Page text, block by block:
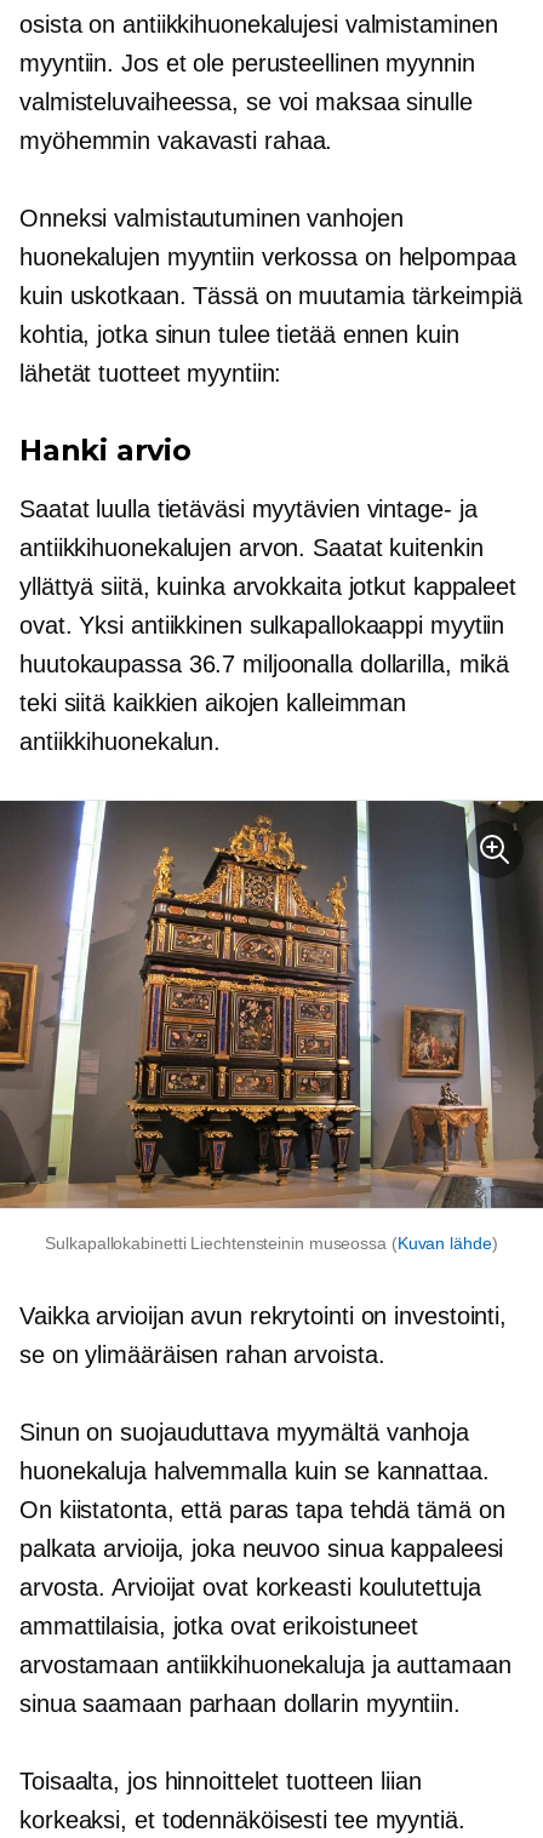
osista on antiikkihuonekalujesi valmistaminen
myyntiin. Jos et ole perusteellinen myynnin
valmisteluvaiheessa, se voi maksaa sinulle
myöhemmin vakavasti rahaa.
Onneksi valmistautuminen vanhojen
huonekalujen myyntiin verkossa on helpompaa
kuin uskotkaan. Tässä on muutamia tärkeimpiä
kohtia, jotka sinun tulee tietää ennen kuin
lähetät tuotteet myyntiin:
Hanki arvio
Saatat luulla tietäväsi myytävien vintage- ja
antiikkihuonekalujen arvon. Saatat kuitenkin
yllättyä siitä, kuinka arvokkaita jotkut kappaleet
ovat. Yksi antiikkinen sulkapallokaappi myytiin
huutokaupassa 36.7 miljoonalla dollarilla, mikä
teki siitä kaikkien aikojen kalleimman
antiikkihuonekalun.
Sulkapallokabinetti Liechtensteinin museossa (Kuvan lähde)
Vaikka arvioijan avun rekrytointi on investointi,
se on ylimääräisen rahan arvoista.
Sinun on suojauduttava myymältä vanhoja
huonekaluja halvemmalla kuin se kannattaa.
On kiistatonta, että paras tapa tehdä tämä on
palkata arvioija, joka neuvoo sinua kappaleesi
arvosta. Arvioijat ovat korkeasti koulutettuja
ammattilaisia, jotka ovat erikoistuneet
arvostamaan antiikkihuonekaluja ja auttamaan
sinua saamaan parhaan dollarin myyntiin.
Toisaalta, jos hinnoittelet tuotteen liian
korkeaksi, et todennäköisesti tee myyntiä.